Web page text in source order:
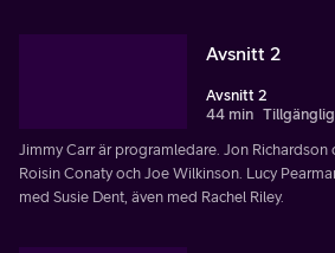
Avsnitt 2
Avsnitt 2
44 min
Jimmy Carr är programledare. Jon Richardson
Roisin Conaty och Joe Wilkinson. Lucy
med Susie Dent, även med Rachel Riley.